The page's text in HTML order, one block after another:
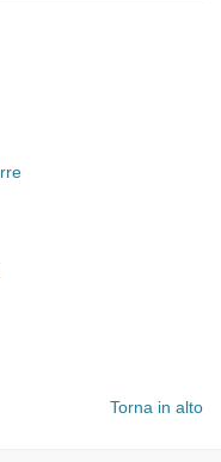
Torna in alto